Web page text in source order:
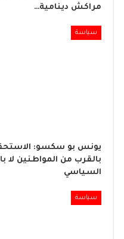
مراكش دينامية…
سياسة
يونس بو سكسو:
بالقرب من المواطنين لا
السياسي
سياسة